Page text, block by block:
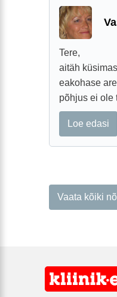
Tere,
aitäh
eakohase
põhjus ei ole
Loe edasi
Vaata kõiki